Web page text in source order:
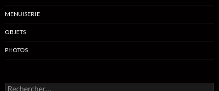
MENUISERIE
OBJETS
PHOTOS
Rechercher :